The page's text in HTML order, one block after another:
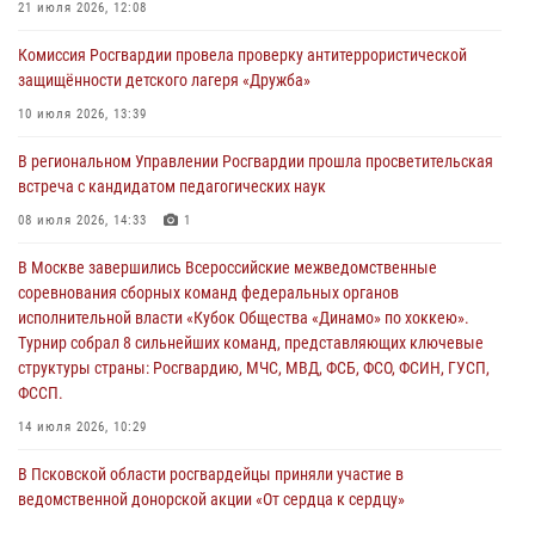
безопасности во время празднования Дня ВДВ
02 августа 2026, 13:28
улицу Труда
31 июля 2026, 13:53
Всероссийского конкурса профессионального мастерства среди
сотрудников вневедомственной охраны Росгвардии, Псковские
Росгвардейцы одержали победу
30 июля 2026, 05:10
21 июля 2026, 12:08
Комиссия Росгвардии провела проверку антитеррористической
защищённости детского лагеря «Дружба»
10 июля 2026, 13:39
В региональном Управлении Росгвардии прошла просветительская
встреча с кандидатом педагогических наук
08 июля 2026, 14:33 1
В Москве завершились Всероссийские межведомственные
соревнования сборных команд федеральных органов
исполнительной власти «Кубок Общества «Динамо» по хоккею».
Турнир собрал 8 сильнейших команд, представляющих ключевые
структуры страны: Росгвардию, МЧС, МВД, ФСБ, ФСО, ФСИН, ГУСП,
ФССП.
14 июля 2026, 10:29
В Псковской области росгвардейцы приняли участие в
ведомственной донорской акции «От сердца к сердцу»